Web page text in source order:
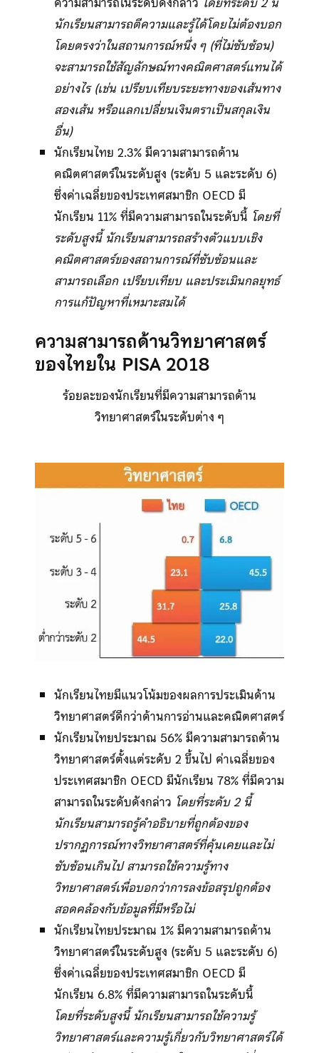
นักเรียนสามารถตีความและรู้ได้โดยไม่ต้องบอก
โดยตรงว่าในสถานการณ์หนึ่ง ๆ (ที่ไม่ซับซ้อน)
จะสามารถใช้สัญลักษณ์ทางคณิตศาสตร์แทนได้
อย่างไร (เช่น เปรียบเทียบระยะทางของเส้นทาง
สองเส้น หรือแลกเปลี่ยนเงินตราเป็นสกุลเงิน
อื่น)
นักเรียนไทย 2.3% มีความสามารถด้าน
คณิตศาสตร์ในระดับสูง (ระดับ 5 และระดับ 6)
ซึ่งค่าเฉลี่ยของประเทศสมาชิก OECD มี
นักเรียน 11% ที่มีความสามารถในระดับนี้ โดยที่
ระดับสูงนี้ นักเรียนสามารถสร้างตัวแบบเชิง
คณิตศาสตร์ของสถานการณ์ที่ซับซ้อนและ
สามารถเลือก เปรียบเทียบ และประเมินกลยุทธ์
การแก้ปัญหาที่เหมาะสมได้
ความสามารถด้านวิทยาศาสตร์
ของไทยใน PISA 2018
ร้อยละของนักเรียนที่มีความสามารถด้าน
วิทยาศาสตร์ในระดับต่าง ๆ
นักเรียนไทยมีแนวโน้มของผลการประเมินด้าน
วิทยาศาสตร์ดีกว่าด้านการอ่านและคณิตศาสตร์
นักเรียนไทยประมาณ 56% มีความสามารถด้าน
วิทยาศาสตร์ตั้งแต่ระดับ 2 ขึ้นไป ค่าเฉลี่ยของ
ประเทศสมาชิก OECD มีนักเรียน 78% ที่มีความ
สามารถในระดับดังกล่าว โดยที่ระดับ 2 นี้
นักเรียนสามารถรู้คำอธิบายที่ถูกต้องของ
ปรากฏการณ์ทางวิทยาศาสตร์ที่คุ้นเคยและไม่
ซับซ้อนเกินไป สามารถใช้ความรู้ทาง
วิทยาศาสตร์เพื่อบอกว่าการลงข้อสรุปถูกต้อง
สอดคล้องกับข้อมูลที่มีหรือไม่
นักเรียนไทยประมาณ 1% มีความสามารถด้าน
วิทยาศาสตร์ในระดับสูง (ระดับ 5 และระดับ 6)
ซึ่งค่าเฉลี่ยของประเทศสมาชิก OECD มี
นักเรียน 6.8% ที่มีความสามารถในระดับนี้
โดยที่ระดับสูงนี้ นักเรียนสามารถใช้ความรู้
วิทยาศาสตร์และความรู้เกี่ยวกับวิทยาศาสตร์ได้